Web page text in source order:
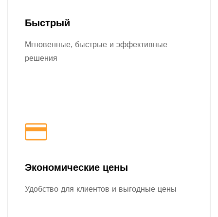
Быстрый
Мгновенные, быстрые и эффективные
решения
Экономические цены
Удобство для клиентов и выгодные цены